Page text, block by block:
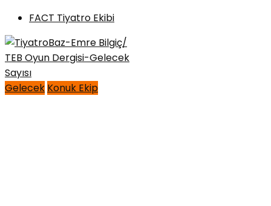
FACT Tiyatro Ekibi
Gelecek Konuk Ekip